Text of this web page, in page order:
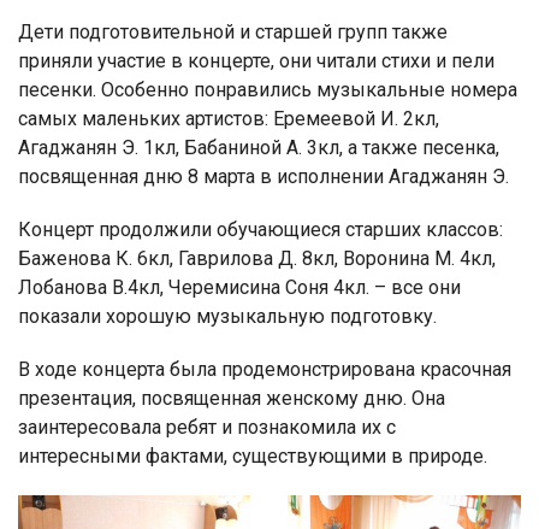
Дети подготовительной и старшей групп также
приняли участие в концерте, они читали стихи и пели
песенки. Особенно понравились музыкальные номера
самых маленьких артистов: Еремеевой И. 2кл,
Агаджанян Э. 1кл, Бабаниной А. 3кл, а также песенка,
посвященная дню 8 марта в исполнении Агаджанян Э.
Концерт продолжили обучающиеся старших классов:
Баженова К. 6кл, Гаврилова Д. 8кл, Воронина М. 4кл,
Лобанова В.4кл, Черемисина Соня 4кл. – все они
показали хорошую музыкальную подготовку.
В ходе концерта была продемонстрирована красочная
презентация, посвященная женскому дню. Она
заинтересовала ребят и познакомила их с
интересными фактами, существующими в природе.